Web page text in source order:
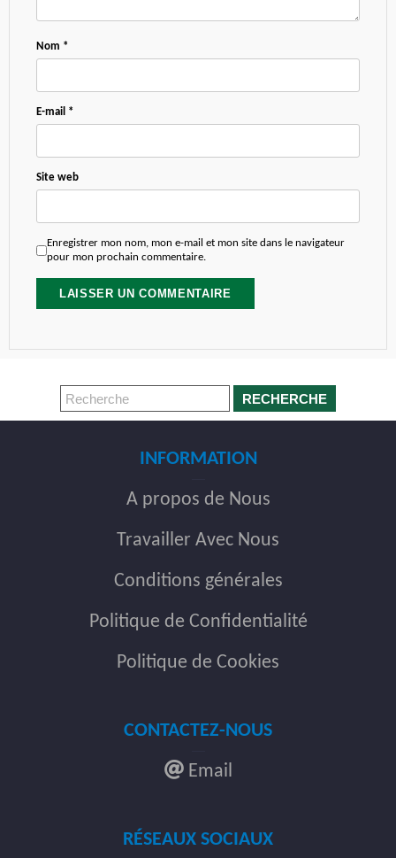
Nom *
E-mail *
Site web
Enregistrer mon nom, mon e-mail et mon site dans le navigateur
pour mon prochain commentaire.
RECHERCHE
INFORMATION
A propos de Nous
Travailler Avec Nous
Conditions générales
Politique de Confidentialité
Politique de Cookies
CONTACTEZ-NOUS
Email
RÉSEAUX SOCIAUX